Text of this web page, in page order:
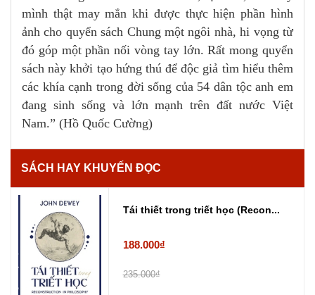
mình thật may mắn khi được thực hiện phần hình
ảnh cho quyển sách Chung một ngôi nhà, hi vọng từ
đó góp một phần nối vòng tay lớn. Rất mong quyển
sách này khởi tạo hứng thú để độc giả tìm hiểu thêm
các khía cạnh trong đời sống của 54 dân tộc anh em
đang sinh sống và lớn mạnh trên đất nước Việt
Nam.” (Hồ Quốc Cường)
SÁCH HAY KHUYẾN ĐỌC
Tái thiết trong triết học (Recon...
188.000₫
235.000₫